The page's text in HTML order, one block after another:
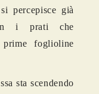
percepisce già
i prati che
foglioline
sta scendendo